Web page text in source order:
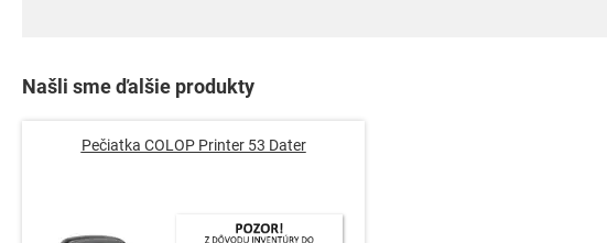
Našli sme ďalšie produkty
Pečiatka COLOP Printer 53 Dater